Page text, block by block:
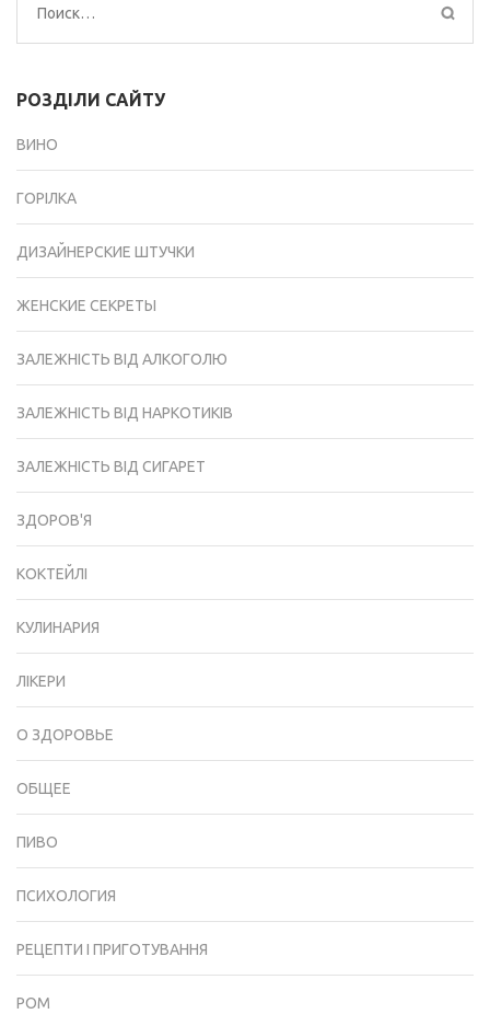
Найти:
РОЗДІЛИ САЙТУ
ВИНО
ГОРІЛКА
ДИЗАЙНЕРСКИЕ ШТУЧКИ
ЖЕНСКИЕ СЕКРЕТЫ
ЗАЛЕЖНІСТЬ ВІД АЛКОГОЛЮ
ЗАЛЕЖНІСТЬ ВІД НАРКОТИКІВ
ЗАЛЕЖНІСТЬ ВІД СИГАРЕТ
ЗДОРОВ'Я
КОКТЕЙЛІ
КУЛИНАРИЯ
ЛІКЕРИ
О ЗДОРОВЬЕ
ОБЩЕЕ
ПИВО
ПСИХОЛОГИЯ
РЕЦЕПТИ І ПРИГОТУВАННЯ
РОМ